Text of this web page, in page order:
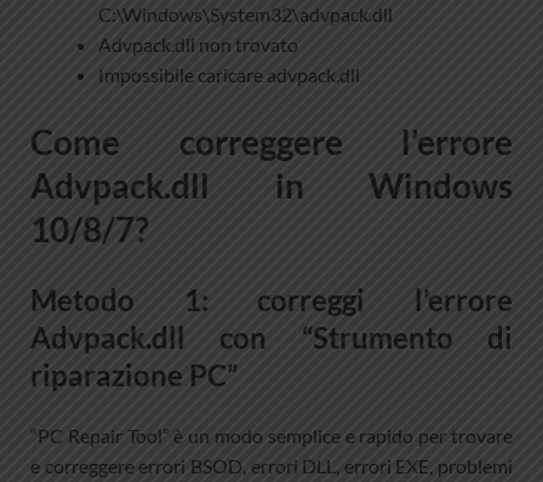
C:\Windows\System32\advpack.dll
Advpack.dll non trovato
Impossibile caricare advpack.dll
Come correggere l’errore
Advpack.dll in Windows
10/8/7?
Metodo 1: correggi l’errore
Advpack.dll con “Strumento di
riparazione PC”
“PC Repair Tool” è un modo semplice e rapido per trovare
e correggere errori BSOD, errori DLL, errori EXE, problemi